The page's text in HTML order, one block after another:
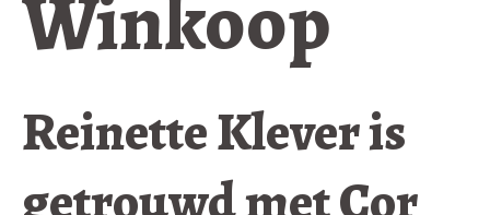
Winkoop
Reinette Klever is